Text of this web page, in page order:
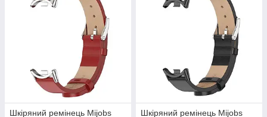
Шкіряний ремінець Mijobs
Шкіряний ремінець Mijobs